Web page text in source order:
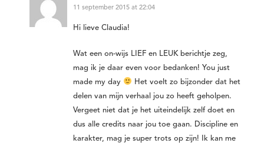
11 september 2015 at 22:04
Hi lieve Claudia!
Wat een on-wijs LIEF en LEUK berichtje zeg,
mag ik je daar even voor bedanken! You just
made my day
Het voelt zo bijzonder dat het
delen van mijn verhaal jou zo heeft geholpen.
Vergeet niet dat je het uiteindelijk zelf doet en
dus alle credits naar jou toe gaan. Discipline en
karakter, mag je super trots op zijn! Ik kan me